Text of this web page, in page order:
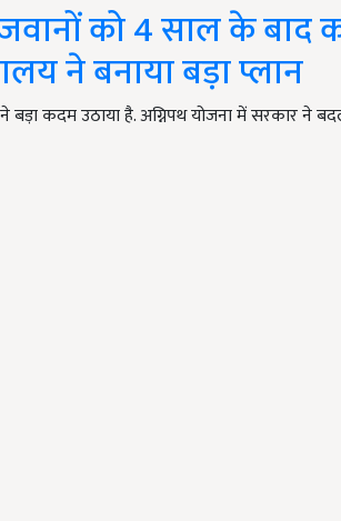
को 4 साल के बाद
ने बनाया बड़ा प्लान
बड़ा कदम उठाया है. अग्निपथ योजना में सरकार ने